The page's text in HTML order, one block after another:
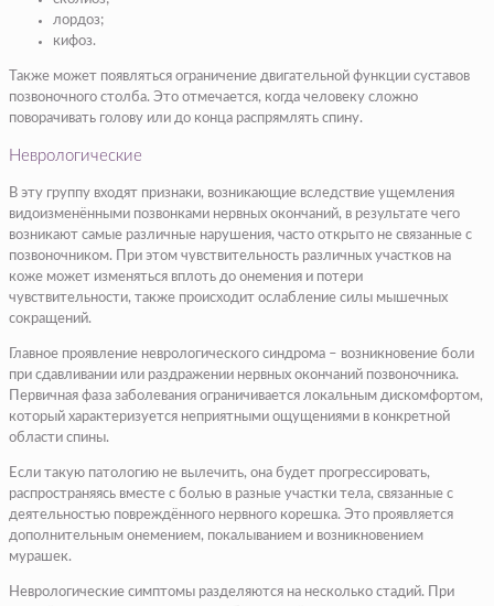
лордоз;
кифоз.
Также может появляться ограничение двигательной функции суставов
позвоночного столба. Это отмечается, когда человеку сложно
поворачивать голову или до конца распрямлять спину.
Неврологические
В эту группу входят признаки, возникающие вследствие ущемления
видоизменёнными позвонками нервных окончаний, в результате чего
возникают самые различные нарушения, часто открыто не связанные с
позвоночником. При этом чувствительность различных участков на
коже может изменяться вплоть до онемения и потери
чувствительности, также происходит ослабление силы мышечных
сокращений.
Главное проявление неврологического синдрома – возникновение боли
при сдавливании или раздражении нервных окончаний позвоночника.
Первичная фаза заболевания ограничивается локальным дискомфортом,
который характеризуется неприятными ощущениями в конкретной
области спины.
Если такую патологию не вылечить, она будет прогрессировать,
распространяясь вместе с болью в разные участки тела, связанные с
деятельностью повреждённого нервного корешка. Это проявляется
дополнительным онемением, покалыванием и возникновением
мурашек.
Неврологические симптомы разделяются на несколько стадий. При